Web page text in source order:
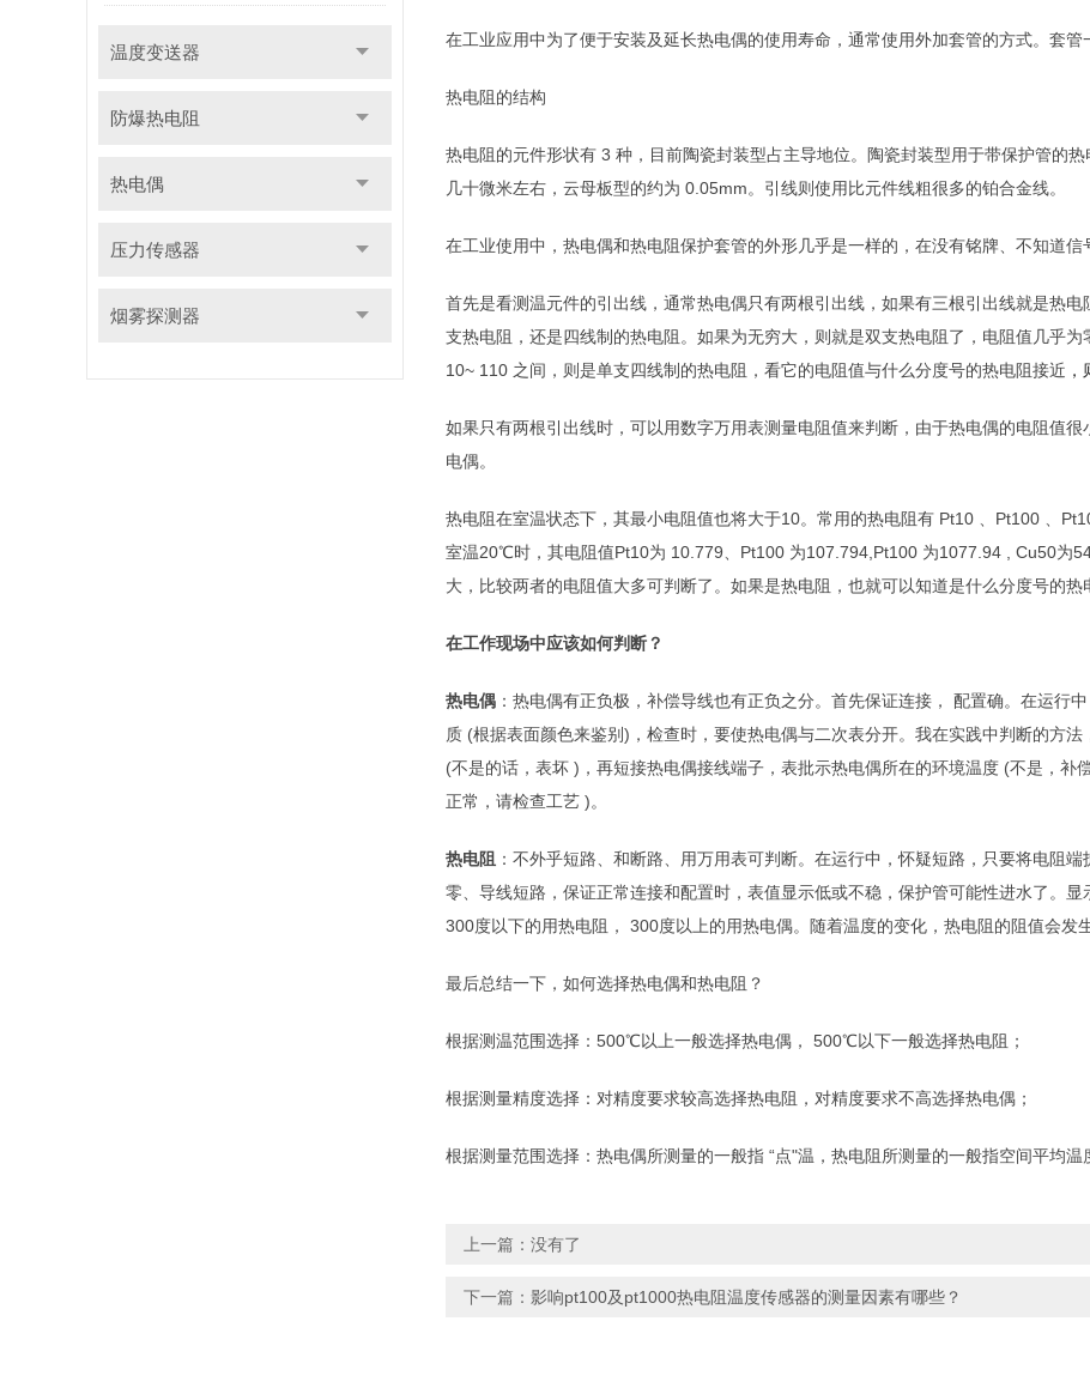
温度变送器
防爆热电阻
热电偶
压力传感器
烟雾探测器
在工业应用中为了便于安装及延长热电偶的使用寿命，通常使用外加套管的方式。套管
热电阻的结构
热电阻的元件形状有 3 种，目前陶瓷封装型占主导地位。陶瓷封装型用于带保护管的
几十微米左右，云母板型的约为 0.05mm。引线则使用比元件线粗很多的铂合金线。
在工业使用中，热电偶和热电阻保护套管的外形几乎是一样的，在没有铭牌、不知道信
首先是看测温元件的引出线，通常热电偶只有两根引出线，如果有三根引出线就是热
支热电阻，还是四线制的热电阻。如果为无穷大，则就是双支热电阻了，电阻值几乎
10~ 110 之间，则是单支四线制的热电阻，看它的电阻值与什么分度号的热电阻接近
如果只有两根引出线时，可以用数字万用表测量电阻值来判断，由于热电偶的电阻值
电偶。
热电阻在室温状态下，其最小电阻值也将大于10。常用的热电阻有 Pt10 、Pt100 、
室温20℃时，其电阻值Pt10为 10.779、Pt100 为107.794,Pt100 为1077.94 , Cu50为
大，比较两者的电阻值大多可判断了。如果是热电阻，也就可以知道是什么分度号的热
在工作现场中应该如何判断？
热电偶 ：热电偶有正负极，补偿导线也有正负之分。首先保证连接， 配置确。在运行
质 (根据表面颜色来鉴别)，检查时，要使热电偶与二次表分开。我在实践中判断的方
(不是的话，表坏 )，再短接热电偶接线端子，表批示热电偶所在的环境温度 (不是，
正常，请检查工艺 )。
热电阻 ：不外乎短路、和断路、用万用表可判断。在运行中，怀疑短路，只要将电阻
零、导线短路，保证正常连接和配置时，表值显示低或不稳，保护管可能性进水了。
300度以下的用热电阻， 300度以上的用热电偶。随着温度的变化，热电阻的阻值会发
最后总结一下，如何选择热电偶和热电阻？
根据测温范围选择：500℃以上一般选择热电偶， 500℃以下一般选择热电阻；
根据测量精度选择：对精度要求较高选择热电阻，对精度要求不高选择热电偶；
根据测量范围选择：热电偶所测量的一般指 “点"温，热电阻所测量的一般指空间平均温
上一篇：没有了
下一篇： 影响pt100及pt1000热电阻温度传感器的测量因素有哪些？